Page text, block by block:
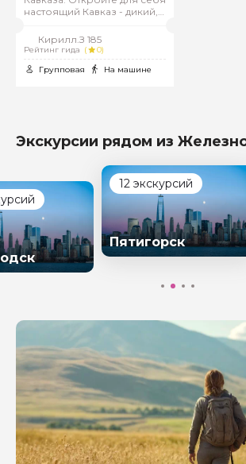
настоящий Кавказ - дикий,
незабываемый!
Кирилл.З 185
Рейтинг гида (
0)
Групповая
На машине
Экскурсии рядом из
12 экскурсий
Пятигорск